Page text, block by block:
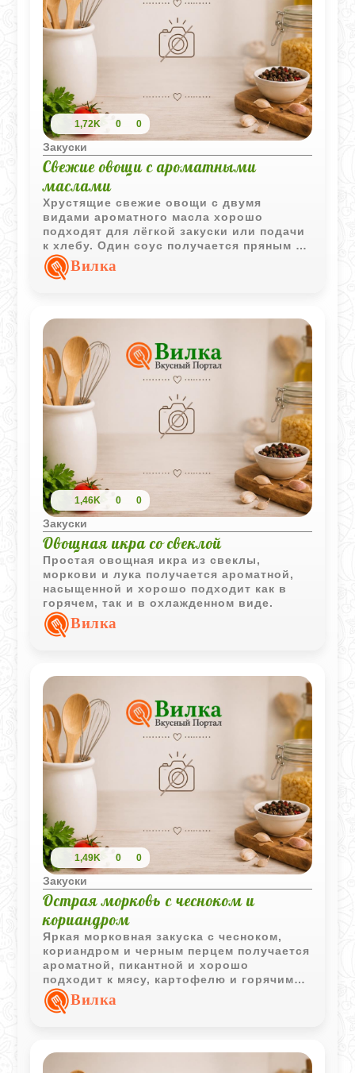
1,72K 0 0
Закуски
Свежие овощи с ароматными
маслами
Хрустящие свежие овощи с двумя
видами ароматного масла хорошо
подходят для лёгкой закуски или подачи
к хлебу. Один соус получается пряным и
травянистым, второй - с насыщенными
азиатскими нотками.
Вилка
1,46K 0 0
Закуски
Овощная икра со свеклой
Простая овощная икра из свеклы,
моркови и лука получается ароматной,
насыщенной и хорошо подходит как в
горячем, так и в охлажденном виде.
Вилка
1,49K 0 0
Закуски
Острая морковь с чесноком и
кориандром
Яркая морковная закуска с чесноком,
кориандром и черным перцем получается
ароматной, пикантной и хорошо
подходит к мясу, картофелю и горячим
блюдам.Вилка